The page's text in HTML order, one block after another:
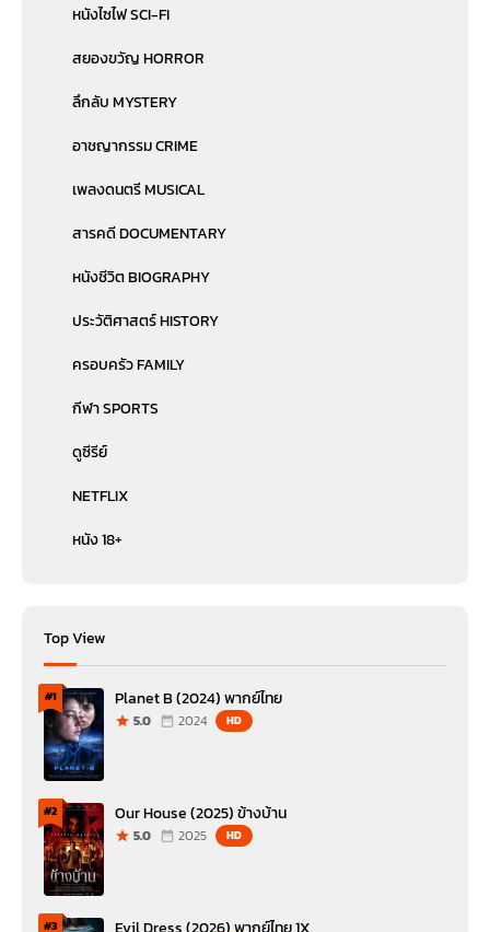
หนังไซไฟ SCI-FI
สยองขวัญ HORROR
ลึกลับ MYSTERY
อาชญากรรม CRIME
เพลงดนตรี MUSICAL
สารคดี DOCUMENTARY
หนังชีวิต BIOGRAPHY
ประวัติศาสตร์ HISTORY
ครอบครัว FAMILY
กีฬา SPORTS
ดูซีรีย์
NETFLIX
หนัง 18+
Top View
#1 Planet B (2024) พากย์ไทย
5.0 2024 HD
#2 Our House (2025) ข้างบ้าน
5.0 2025 HD
#3